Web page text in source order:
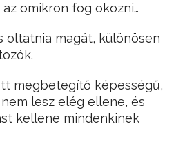
omikron fog okozni…
oltatnia magát, különösen
megbetegítő képességű,
lesz elég ellene, és
kellene mindenkinek